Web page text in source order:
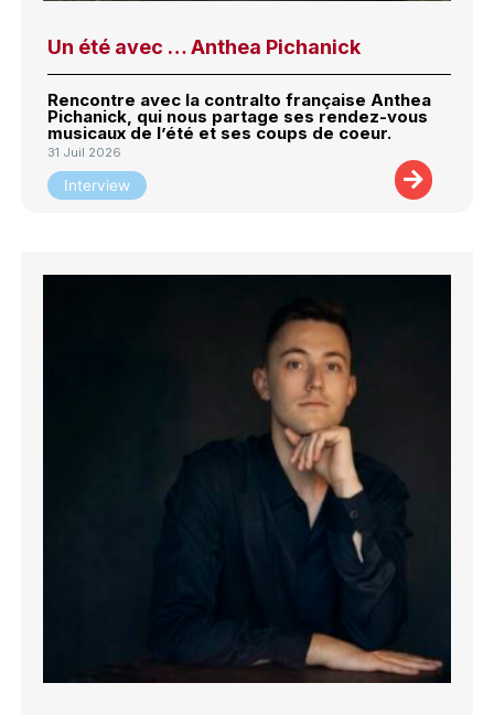
Un été avec … Anthea Pichanick
Rencontre avec la contralto française Anthea
Pichanick, qui nous partage ses rendez-vous
musicaux de l’été et ses coups de coeur.
31 Juil 2026
Interview